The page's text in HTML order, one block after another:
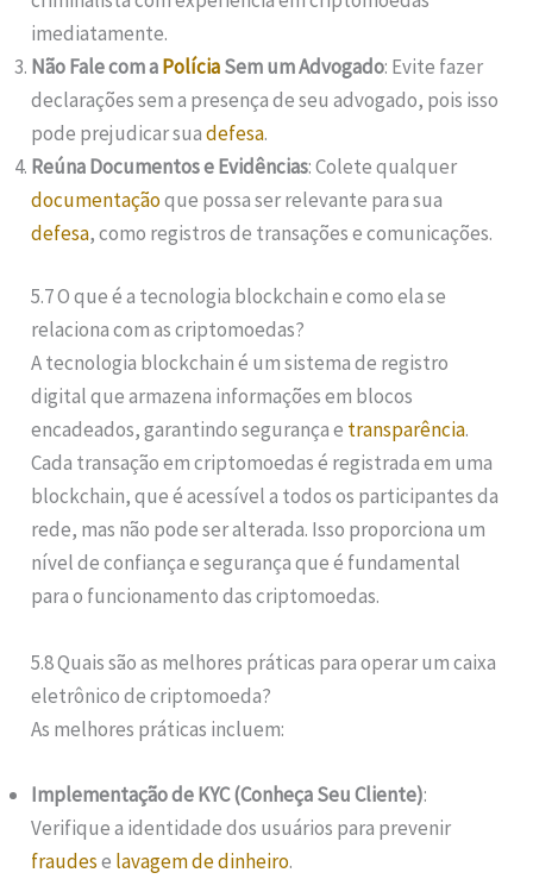
imediatamente.
Não Fale com aPolíciaSem um Advogado: Evite fazer
declarações sem a presença de seu advogado, pois isso
pode prejudicar suadefesa.
Reúna Documentos e Evidências: Colete qualquer
documentaçãoque possa ser relevante para sua
defesa, como registros de transações e comunicações.
5.7 O que é a tecnologia blockchain e como ela se
relaciona com as criptomoedas?
A tecnologia blockchain é um sistema de registro
digital que armazena informações em blocos
encadeados, garantindo segurança e transparência.
Cada transação em criptomoedas é registrada em uma
blockchain, que é acessível a todos os participantes da
rede, mas não pode ser alterada. Isso proporciona um
nível de confiança e segurança que é fundamental
para o funcionamento das criptomoedas.
5.8 Quais são as melhores práticas para operar um caixa
eletrônico de criptomoeda?
As melhores práticas incluem:
Implementação de KYC (Conheça Seu Cliente):
Verifique a identidade dos usuários para prevenir
fraudese lavagem de dinheiro.